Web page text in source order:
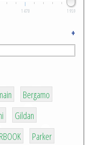
1 470 1 959
+
3 7
Bergamo
3
Gildan
1
Parker